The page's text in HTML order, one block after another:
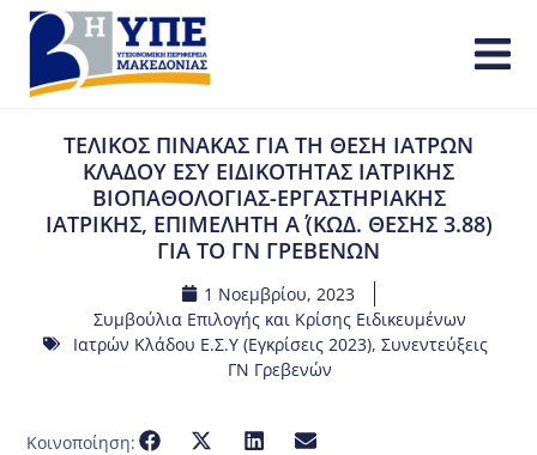
ΤΕΛΙΚΟΣ ΠΙΝΑΚΑΣ ΓΙΑ ΤΗ ΘΕΣΗ ΙΑΤΡΩΝ
ΚΛΑΔΟΥ ΕΣΥ ΕΙΔΙΚΟΤΗΤΑΣ ΙΑΤΡΙΚΗΣ
ΒΙΟΠΑΘΟΛΟΓΙΑΣ-ΕΡΓΑΣΤΗΡΙΑΚΗΣ
ΙΑΤΡΙΚΗΣ, ΕΠΙΜΕΛΗΤΗ Α΄ (ΚΩΔ. ΘΕΣΗΣ 3.88)
ΓΙΑ ΤΟ ΓΝ ΓΡΕΒΕΝΩΝ
1 Νοεμβρίου, 2023
Συμβούλια Επιλογής και Κρίσης Ειδικευμένων
Ιατρών Κλάδου Ε.Σ.Υ (Εγκρίσεις 2023), Συνεντεύξεις
ΓΝ Γρεβενών
Κοινοποίηση: